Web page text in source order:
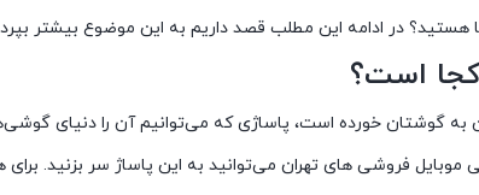
هستید؟ در ادامه این مطلب قصد داریم به این موضوع بیشتر
کجا است؟
به گوشتان خورده است، پاساژی که می‌توانیم آن را
فروشی های تهران می‌توانید به این پاساژ سر بزنید.